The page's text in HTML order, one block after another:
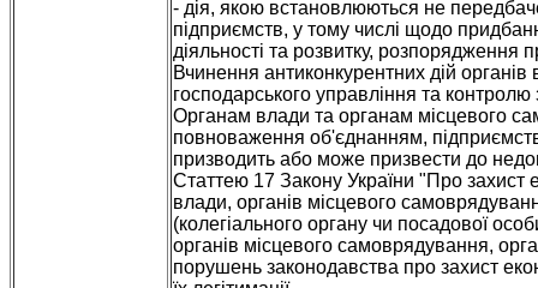
- дія, якою встановлюються не
підприємств, у тому числі щодо
діяльності та розвитку, розпорядження
Вчинення антиконкурентних дій
господарського управління та контролю
Органам влади та органам місцевого
повноваження об'єднанням,
призводить або може призвести до
Статтею 17 Закону України "Про захист
влади, органів місцевого
(колегіального органу чи посадової
органів місцевого самоврядування,
порушень законодавства про захист